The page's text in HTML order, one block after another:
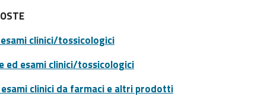
clinici/tossicologici
ed esami clinici/tossicologici
clinici da farmaci e altri prodotti